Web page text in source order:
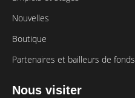
Nouvelles
Boutique
Partenaires et bailleurs de fonds
Nous visiter